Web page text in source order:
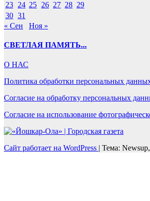
23 24 25 26 27 28 29
30 31
« Сен
Ноя »
СВЕТЛАЯ ПАМЯТЬ...
О НАС
Политика обработки персональных
Согласие на обработку персональных
Согласие на использование
Сайт работает на WordPress | Тема: